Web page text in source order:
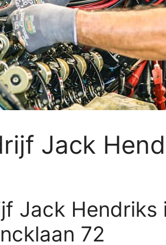
Jack
Jack Hendriks
72